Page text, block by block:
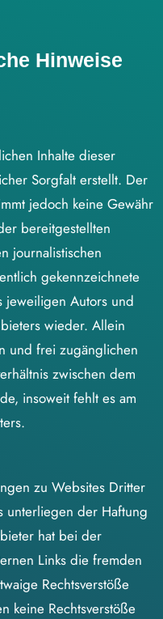
Hinweise
Inhalte dieser
Sorgfalt erstellt. Der
jedoch keine Gewähr
bereitgestellten
journalistischen
gekennzeichnete
jeweiligen Autors und
wieder. Allein
und frei zugänglichen
zwischen dem
insoweit fehlt es am
zu Websites Dritter
unterliegen der Haftung
hat bei der
Links die fremden
Rechtsverstöße
keine Rechtsverstöße